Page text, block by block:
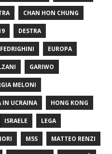
CHAN HON CHUNG
DESTRA
EUROPA
GARIWO
MELONI
IN UCRAINA HONG KONG
ISRAELE LEGA
M5S MATTEO RENZI